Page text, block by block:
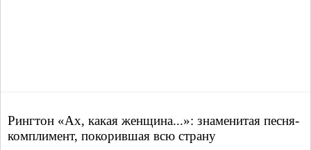
Рингтон «Ах, какая женщина...»: знаменитая песня-
комплимент, покорившая всю страну